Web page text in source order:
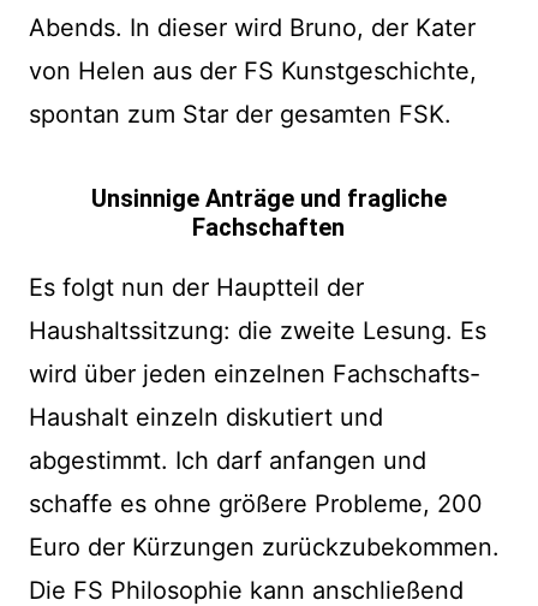
Abends. In dieser wird Bruno, der Kater
von Helen aus der FS Kunstgeschichte,
spontan zum Star der gesamten FSK.
Unsinnige Anträge und fragliche
Fachschaften
Es folgt nun der Hauptteil der
Haushaltssitzung: die zweite Lesung. Es
wird über jeden einzelnen Fachschafts-
Haushalt einzeln diskutiert und
abgestimmt. Ich darf anfangen und
schaffe es ohne größere Probleme, 200
Euro der Kürzungen zurückzubekommen.
Die FS Philosophie kann anschließend